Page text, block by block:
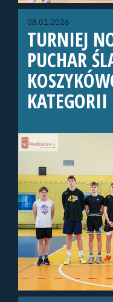
08.01.2026
TURNIEJ
PUCHAR